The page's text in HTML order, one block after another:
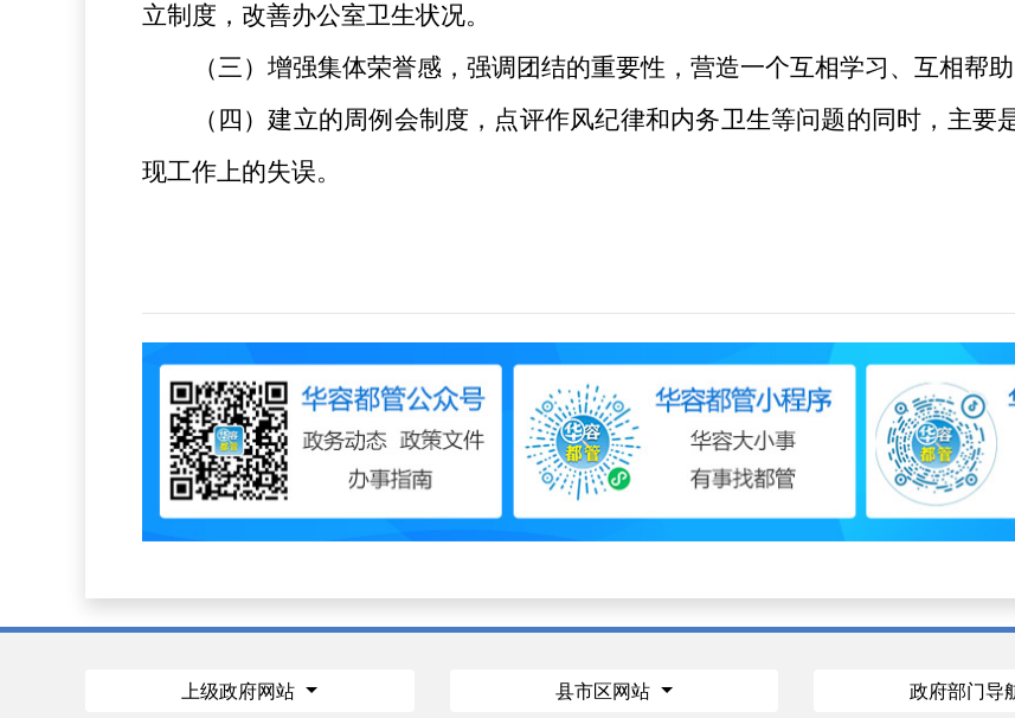
立制度，改善办公室卫生状况。
（三）增强集体荣誉感，强调团结的重要性，营造一个互相学习、互相帮
（四）建立的周例会制度，点评作风纪律和内务卫生等问题的同时，主
现工作上的失误。
上级政府网站 县市区网站 政府部门导